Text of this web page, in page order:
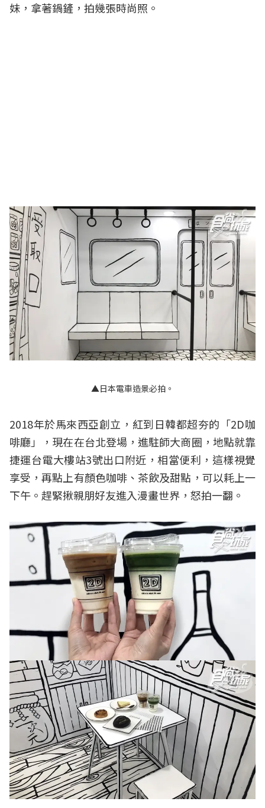
妹，拿著鍋鏟，拍幾張時尚照。
▲日本電車造景必拍。
2018年於馬來西亞創立，紅到日韓都超夯的「2D咖
啡廳」，現在在台北登場，進駐師大商圈，地點就靠
捷運台電大樓站3號出口附近，相當便利，這樣視覺
享受，再點上有顏色咖啡、茶飲及甜點，可以耗上一
下午。趕緊揪親朋好友進入漫畫世界，怒拍一翻。